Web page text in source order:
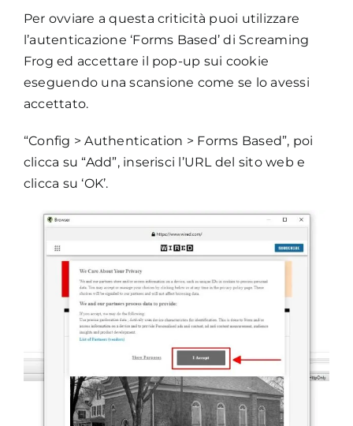
Per ovviare a questa criticità puoi utilizzare
l’autenticazione ‘Forms Based’ di Screaming
Frog ed accettare il pop-up sui cookie
eseguendo una scansione come se lo avessi
accettato.
“Config > Authentication > Forms Based”, poi
clicca su “Add”, inserisci l’URL del sito web e
clicca su ‘OK’.